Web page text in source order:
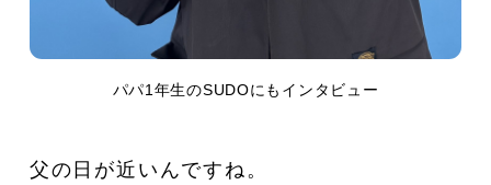
パパ1年生のSUDOにもインタビュー
父の日が近いんですね。